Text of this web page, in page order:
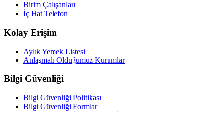
Birim Çalışanları
İç Hat Telefon
Kolay Erişim
Aylık Yemek Listesi
Anlaşmalı Olduğumuz Kurumlar
Bilgi Güvenliği
Bilgi Güvenliği Politikası
Bilgi Güvenliği Formlar